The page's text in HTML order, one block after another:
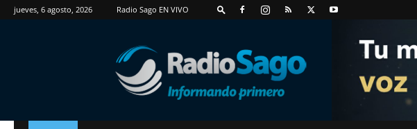
jueves, 6 agosto, 2026 Radio Sago EN VIVO
RadioSago